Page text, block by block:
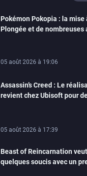
Pokémon Pokopia : la
Plongée et de
05 août 2026 à 19:06
Assassin’s Creed : Le
revient chez Ubisoft pour
05 août 2026 à 17:39
Beast of Reincarnation
quelques soucis avec un